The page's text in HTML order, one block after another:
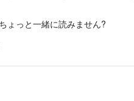
ょっと一緒に読みません?